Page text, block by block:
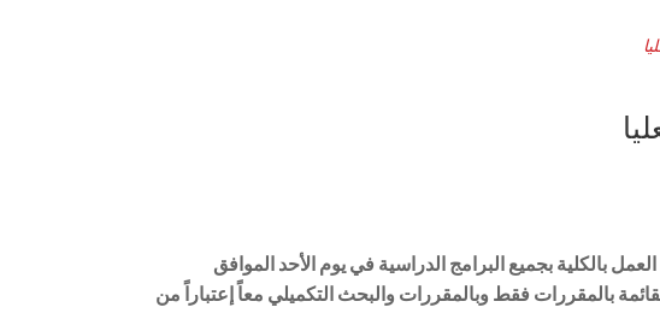
بالكلية بجميع البرامج الدراسية في يوم الأحد الموافق
القائمة بالمقررات فقط وبالمقررات والبحث التكميلي معاً إعتباراً من